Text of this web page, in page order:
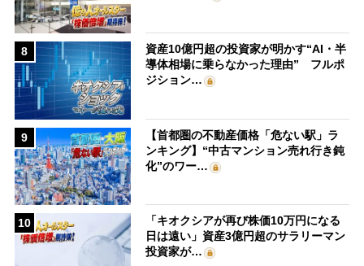
8
資産10億円超の投資家が明かす“AI・半
導体相場に乗らなかった理由” フルポ
ジション…
9
【首都圏の不動産価格「危ない駅」ラ
ンキング】“中古マンション売れ行き鈍
化”のワー…
10
「キオクシアが再び株価10万円になる
日は遠い」資産3億円超のサラリーマン
投資家が…